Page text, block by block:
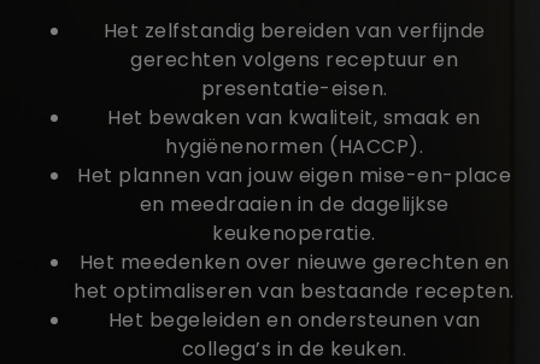
Het zelfstandig bereiden van verfijnde
gerechten volgens receptuur en
presentatie-eisen.
Het bewaken van kwaliteit, smaak en
hygiënenormen (HACCP).
Het plannen van jouw eigen mise-en-place
en meedraaien in de dagelijkse
keukenoperatie.
Het meedenken over nieuwe gerechten en
het optimaliseren van bestaande recepten.
Het begeleiden en ondersteunen van
collega’s in de keuken.